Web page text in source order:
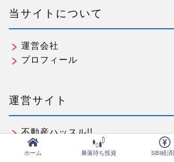
当サイトについて
運営会社
プロフィール
運営サイト
不動産ハッスル!!
ふるさと納税ハッスル!!
ホーム 暴落待ち投資 SBI経済